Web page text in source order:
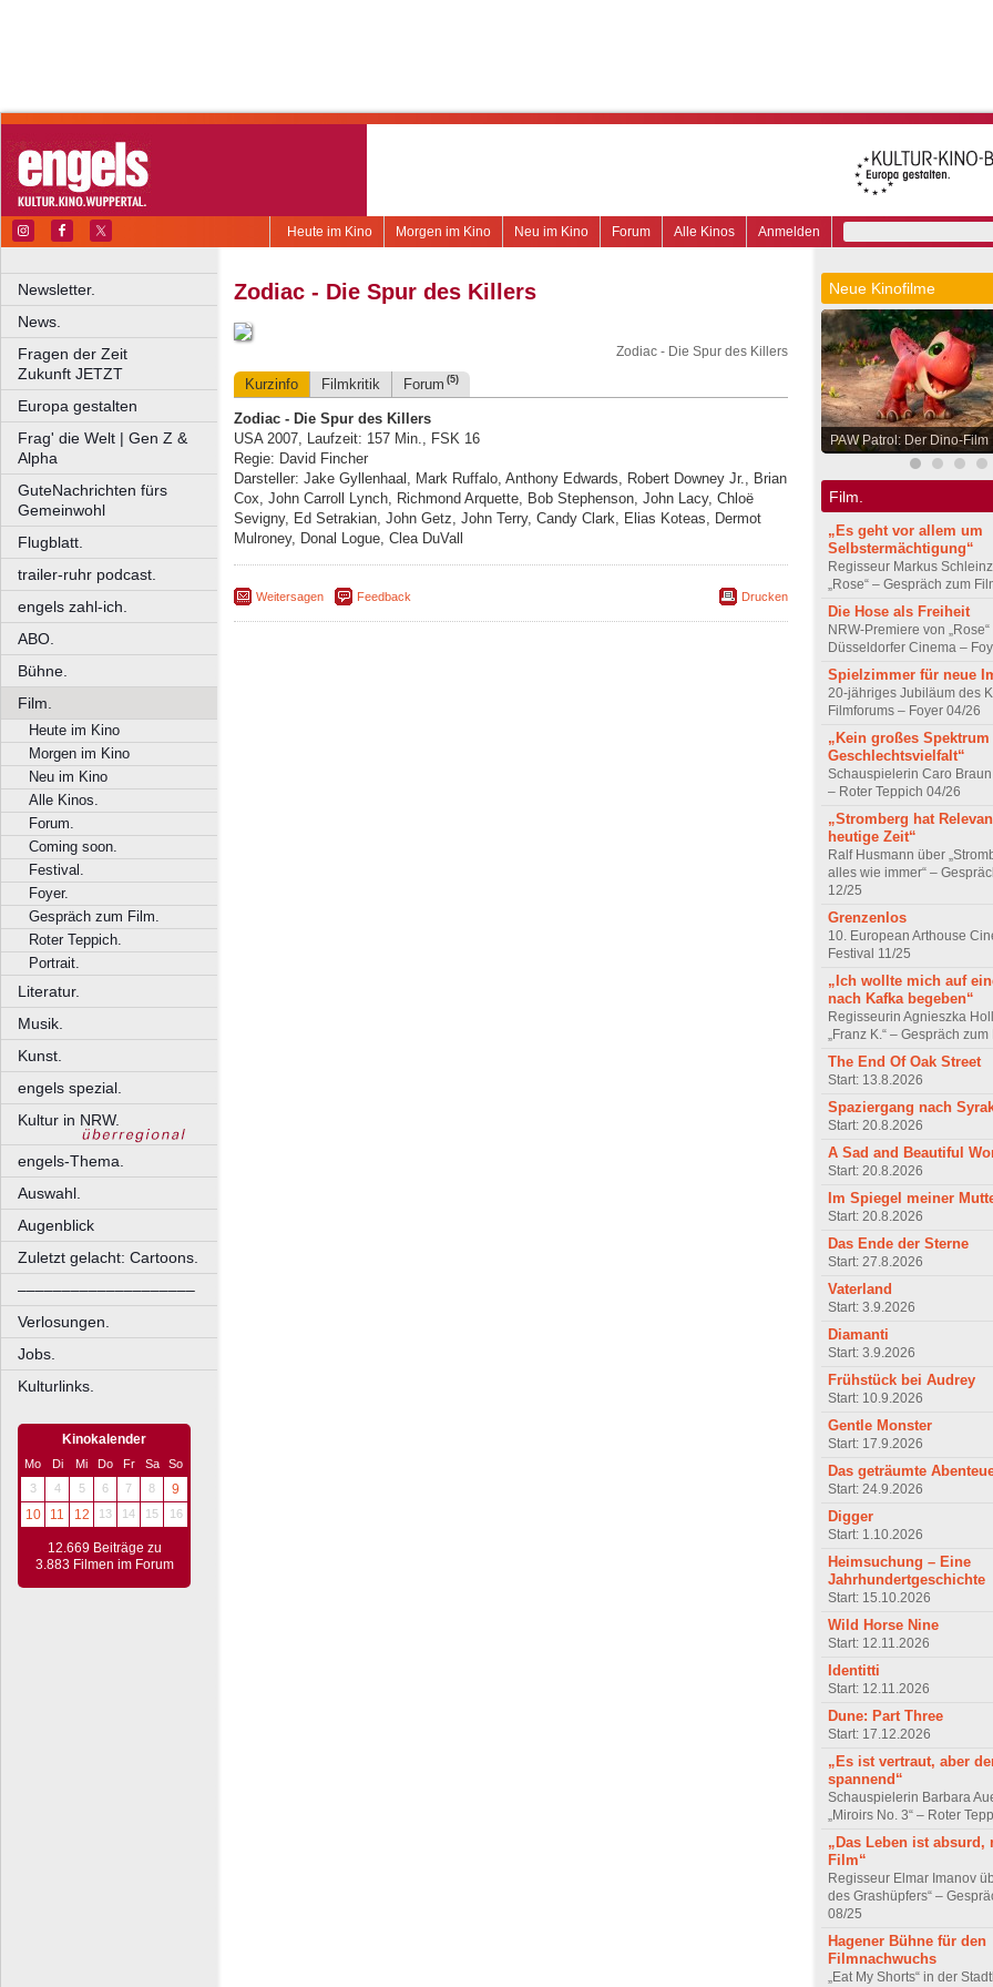
Anmelden
Alle Kinos
Forum
Neu im Kino
Morgen im Kino
Heute im Kino
Newsletter.
News.
Fragen der Zeit
Zukunft JETZT
Europa gestalten
Frag' die Welt | Gen Z &
Alpha
GuteNachrichten fürs
Gemeinwohl
Flugblatt.
trailer-ruhr podcast.
engels zahl-ich.
ABO.
Bühne.
Film.
Heute im Kino
Morgen im Kino
Neu im Kino
Alle Kinos.
Forum.
Coming soon.
Festival.
Foyer.
Gespräch zum Film.
Roter Teppich.
Portrait.
Literatur.
Musik.
Kunst.
engels spezial.
Kultur in NRW.
engels-Thema.
Auswahl.
Augenblick
Zuletzt gelacht: Cartoons.
––––––––––––––––––––
Verlosungen.
Jobs.
Kulturlinks.
Kinokalender
Mo Di Mi Do Fr Sa
So
3
4 5 6 7 8
9
10
11 12 13 14 15 16
12.669 Beiträge zu
3.883 Filmen im Forum
Zodiac - Die Spur des Killers
Zodiac - Die Spur des Killers
Kurzinfo Filmkritik Forum (5)
Zodiac - Die Spur des Killers
USA 2007, Laufzeit: 157 Min., FSK 16
Regie: David Fincher
Darsteller: Jake Gyllenhaal, Mark Ruffalo, Anthony Edwards, Robert Downey Jr., Brian
Cox, John Carroll Lynch, Richmond Arquette, Bob Stephenson, John Lacy, Chloë
Sevigny, Ed Setrakian, John Getz, John Terry, Candy Clark, Elias Koteas, Dermot
Mulroney, Donal Logue, Clea DuVall
Weitersagen Feedback Drucken
Neue Kinofilme
PAW Patrol: Der Dino-Film
Film.
„Es geht vor allem um
Selbstermächtigung“
Regisseur Markus
„Rose“ – Gespräch zum
Die Hose als Freiheit
NRW-Premiere von „Rose“
Düsseldorfer Cinema –
Spielzimmer für neue
20-jähriges Jubiläum des
Filmforums – Foyer 04/26
„Kein großes Spektrum
Geschlechtsvielfalt“
Schauspielerin Caro Braun
– Roter Teppich 04/26
„Stromberg hat
heutige Zeit“
Ralf Husmann über
alles wie immer“ –
12/25
Grenzenlos
10. European Arthouse
Festival 11/25
„Ich wollte mich auf
nach Kafka begeben“
Regisseurin Agnieszka
„Franz K.“ – Gespräch
The End Of Oak Street
Start: 13.8.2026
Spaziergang nach
Start: 20.8.2026
A Sad and Beautiful
Start: 20.8.2026
Im Spiegel meiner
Start: 20.8.2026
Das Ende der Sterne
Start: 27.8.2026
Vaterland
Start: 3.9.2026
Diamanti
Start: 3.9.2026
Frühstück bei Audrey
Start: 10.9.2026
Gentle Monster
Start: 17.9.2026
Das geträumte
Start: 24.9.2026
Digger
Start: 1.10.2026
Heimsuchung – Eine
Jahrhundertgeschichte
Start: 15.10.2026
Wild Horse Nine
Start: 12.11.2026
Identitti
Start: 12.11.2026
Dune: Part Three
Start: 17.12.2026
„Es ist vertraut, aber
spannend“
Schauspielerin Barbara
„Miroirs No. 3“ – Roter
„Das Leben ist absurd,
Film“
Regisseur Elmar Imanov
des Grashüpfers“ –
08/25
Hagener Bühne für den
Filmnachwuchs
„Eat My Shorts“ in der